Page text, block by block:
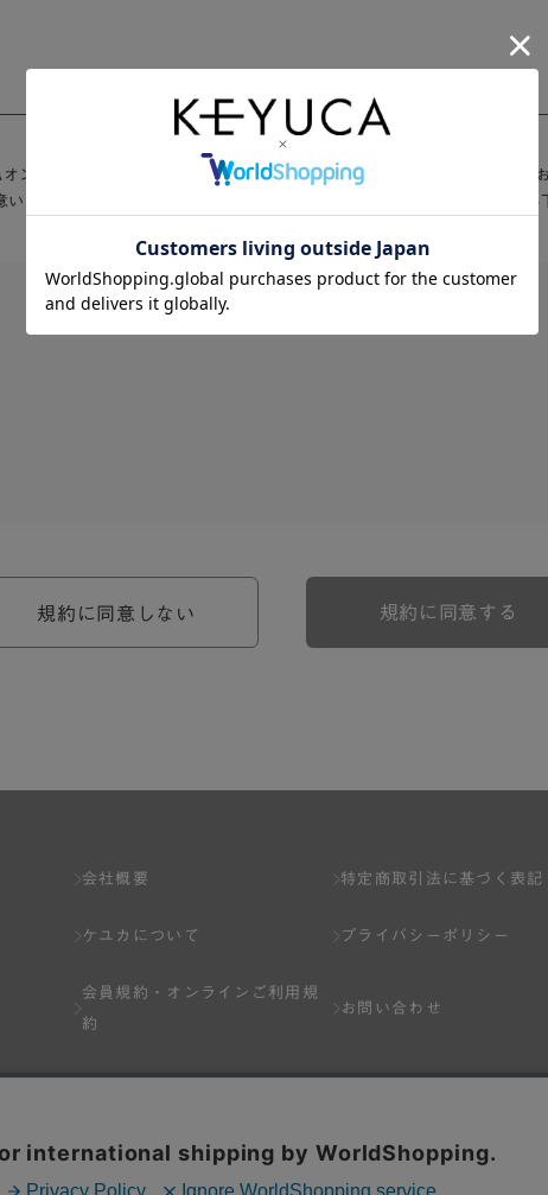
オンラインショップ」入会お申込の前に、以下の会員規約・利用規約を必ず
いただける方は、「同意する」をクリックして入会お申込フォームへお進み
約の一部を構成するものとします。
場合には、個別規定において特段の定めなき限り、個別規定の定めが
ます。一人で２アカウント以上を登録したと弊社が合理的な理由に基
の各号のいずれかの事由に該当する場合は、その登録を拒否し、ま
を受けている場合。
場合。
規約に同意しない 規約に同意する
会社概要
ケユカについて
会員規約・
オンラインご利用規
約
Q&A
特定商取引法に基づく表記
プライバシーポリシー
お問い合わせ